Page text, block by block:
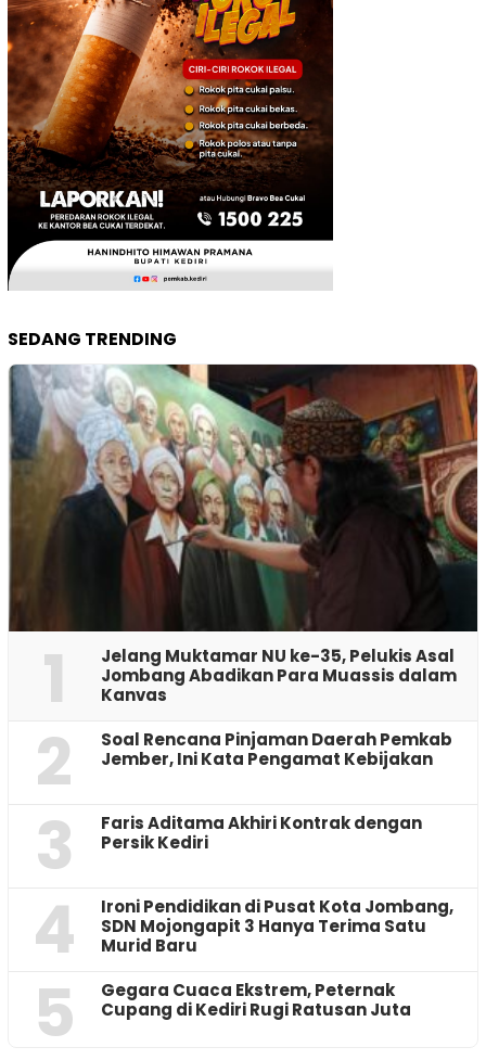
SEDANG TRENDING
1
Jelang Muktamar NU ke-35, Pelukis Asal
Jombang Abadikan Para Muassis dalam
Kanvas
2
‎Soal Rencana Pinjaman Daerah Pemkab
Jember, Ini Kata Pengamat Kebijakan ‎
3
Faris Aditama Akhiri Kontrak dengan
Persik Kediri
4
Ironi Pendidikan di Pusat Kota Jombang,
SDN Mojongapit 3 Hanya Terima Satu
Murid Baru
5
‎Gegara Cuaca Ekstrem, Peternak
Cupang di Kediri Rugi Ratusan Juta